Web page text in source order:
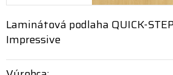
Laminátová podlaha QUICK-
Impressive